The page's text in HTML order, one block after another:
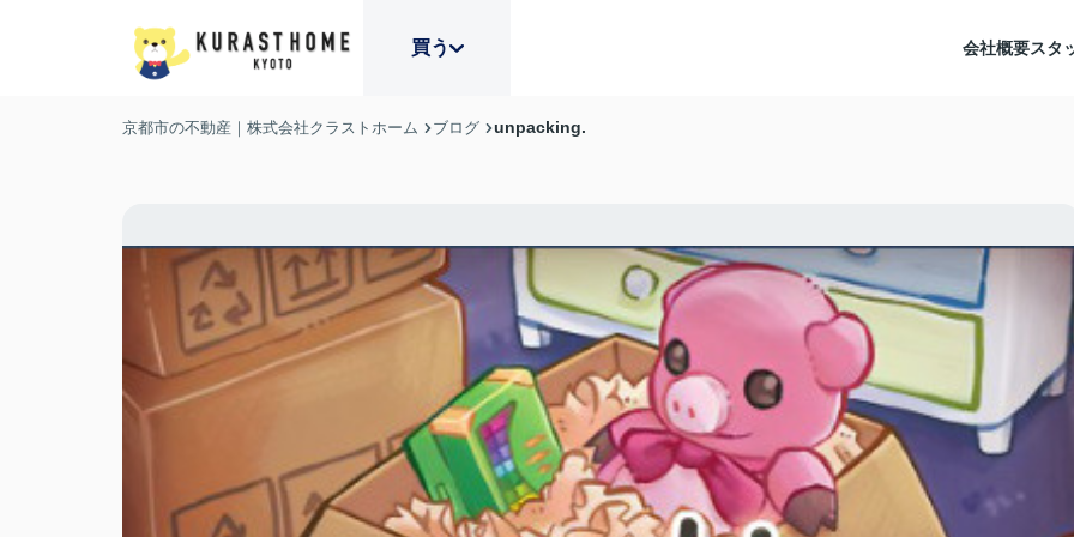
買う 会社概要スタ
京都市の不動産｜株式会社クラストホーム ブログ unpacking.